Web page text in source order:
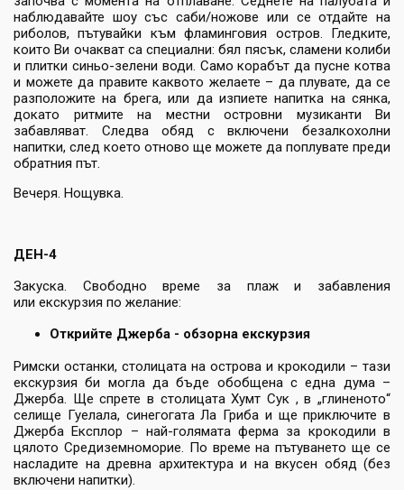
наблюдавайте шоу със саби/ножове или се отдайте на
риболов, пътувайки към фламинговия остров. Гледките,
които Ви очакват са специални: бял пясък, сламени колиби
и плитки синьо-зелени води. Само корабът да пусне котва
и можете да правите каквото желаете – да плувате, да се
разположите на брега, или да изпиете напитка на сянка,
докато ритмите на местни островни музиканти Ви
забавляват. Следва обяд с включени безалкохолни
напитки, след което отново ще можете да поплувате преди
обратния път.
Вечеря. Нощувка.
ДЕН-4
Закуска. Свободно време за плаж и забавления
или екскурзия по желание:
Открийте Джерба - обзорна екскурзия
Римски останки, столицата на острова и крокодили – тази
екскурзия би могла да бъде обобщена с една дума –
Джерба. Ще спрете в столицата Хумт Сук , в „глиненото“
селище Гуелала, синегогата Ла Гриба и ще приключите в
Джерба Експлор – най-голямата ферма за крокодили в
цялото Средиземноморие. По време на пътуването ще се
насладите на древна архитектура и на вкусен обяд (без
включени напитки).